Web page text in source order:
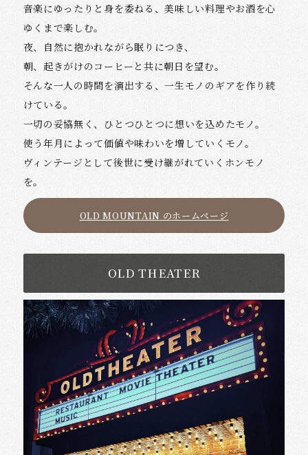
音楽にゆったりと身を委ねる、美味しい料理やお酒を心
ゆくまで楽しむ。
夜、自然に抱かれながら眠りにつき、
朝、起きがけのコーヒーと共に朝日を望む。
そんな一人の時間を演出する、一生モノのギアを作り続
けている。
一切の妥協無く、ひとつひとつに想いを込めたモノ。
使う年月によって価値や味わいを増していくモノ。
ヴィンテージとして後世に受け継がれていくホンモノ
を。
OLD MOUNTAIN のホームページ
OLD THEATER